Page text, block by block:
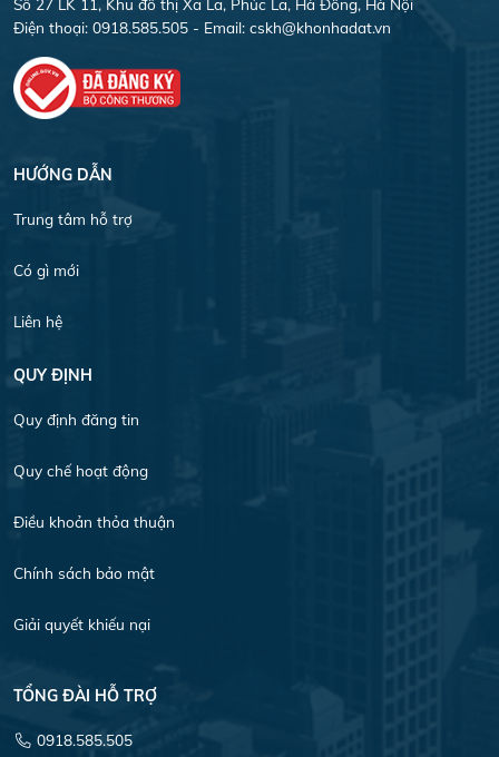
Số 27 LK 11, Khu đô thị Xa La, Phúc La, Hà Đông, Hà Nội
Điện thoại: 0918.585.505 - Email: cskh@khonhadat.vn
HƯỚNG DẪN
Trung tâm hỗ trợ
Có gì mới
Liên hệ
QUY ĐỊNH
Quy định đăng tin
Quy chế hoạt động
Điều khoản thỏa thuận
Chính sách bảo mật
Giải quyết khiếu nại
TỔNG ĐÀI HỖ TRỢ
0918.585.505